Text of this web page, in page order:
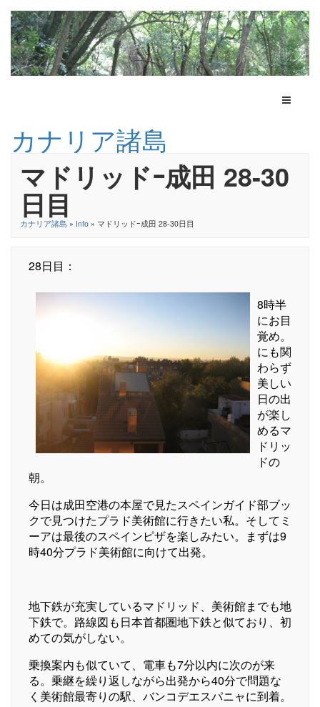
Toggle
カナリア諸島
マドリッドｰ成田 28-30
日目
カナリア諸島 » Info » マドリッドｰ成田 28-30日目
28日目：
8時半
にお目
覚め。
にも関
わらず
美しい
日の出
が楽し
めるマ
ドリッ
ドの
朝。
今日は成田空港の本屋で見たスペインガイド部ブッ
クで見つけたプラド美術館に行きたい私。そしてミ
ーアは最後のスペインピザを楽しみたい。まずは9
時40分プラド美術館に向けて出発。
地下鉄が充実しているマドリッド、美術館までも地
下鉄で。路線図も日本首都圏地下鉄と似ており、初
めての気がしない。
乗換案内も似ていて、電車も7分以内に次のが来
る。乗継を繰り返しながら出発から40分で問題な
く美術館最寄りの駅、バンコデエスパニャに到着。